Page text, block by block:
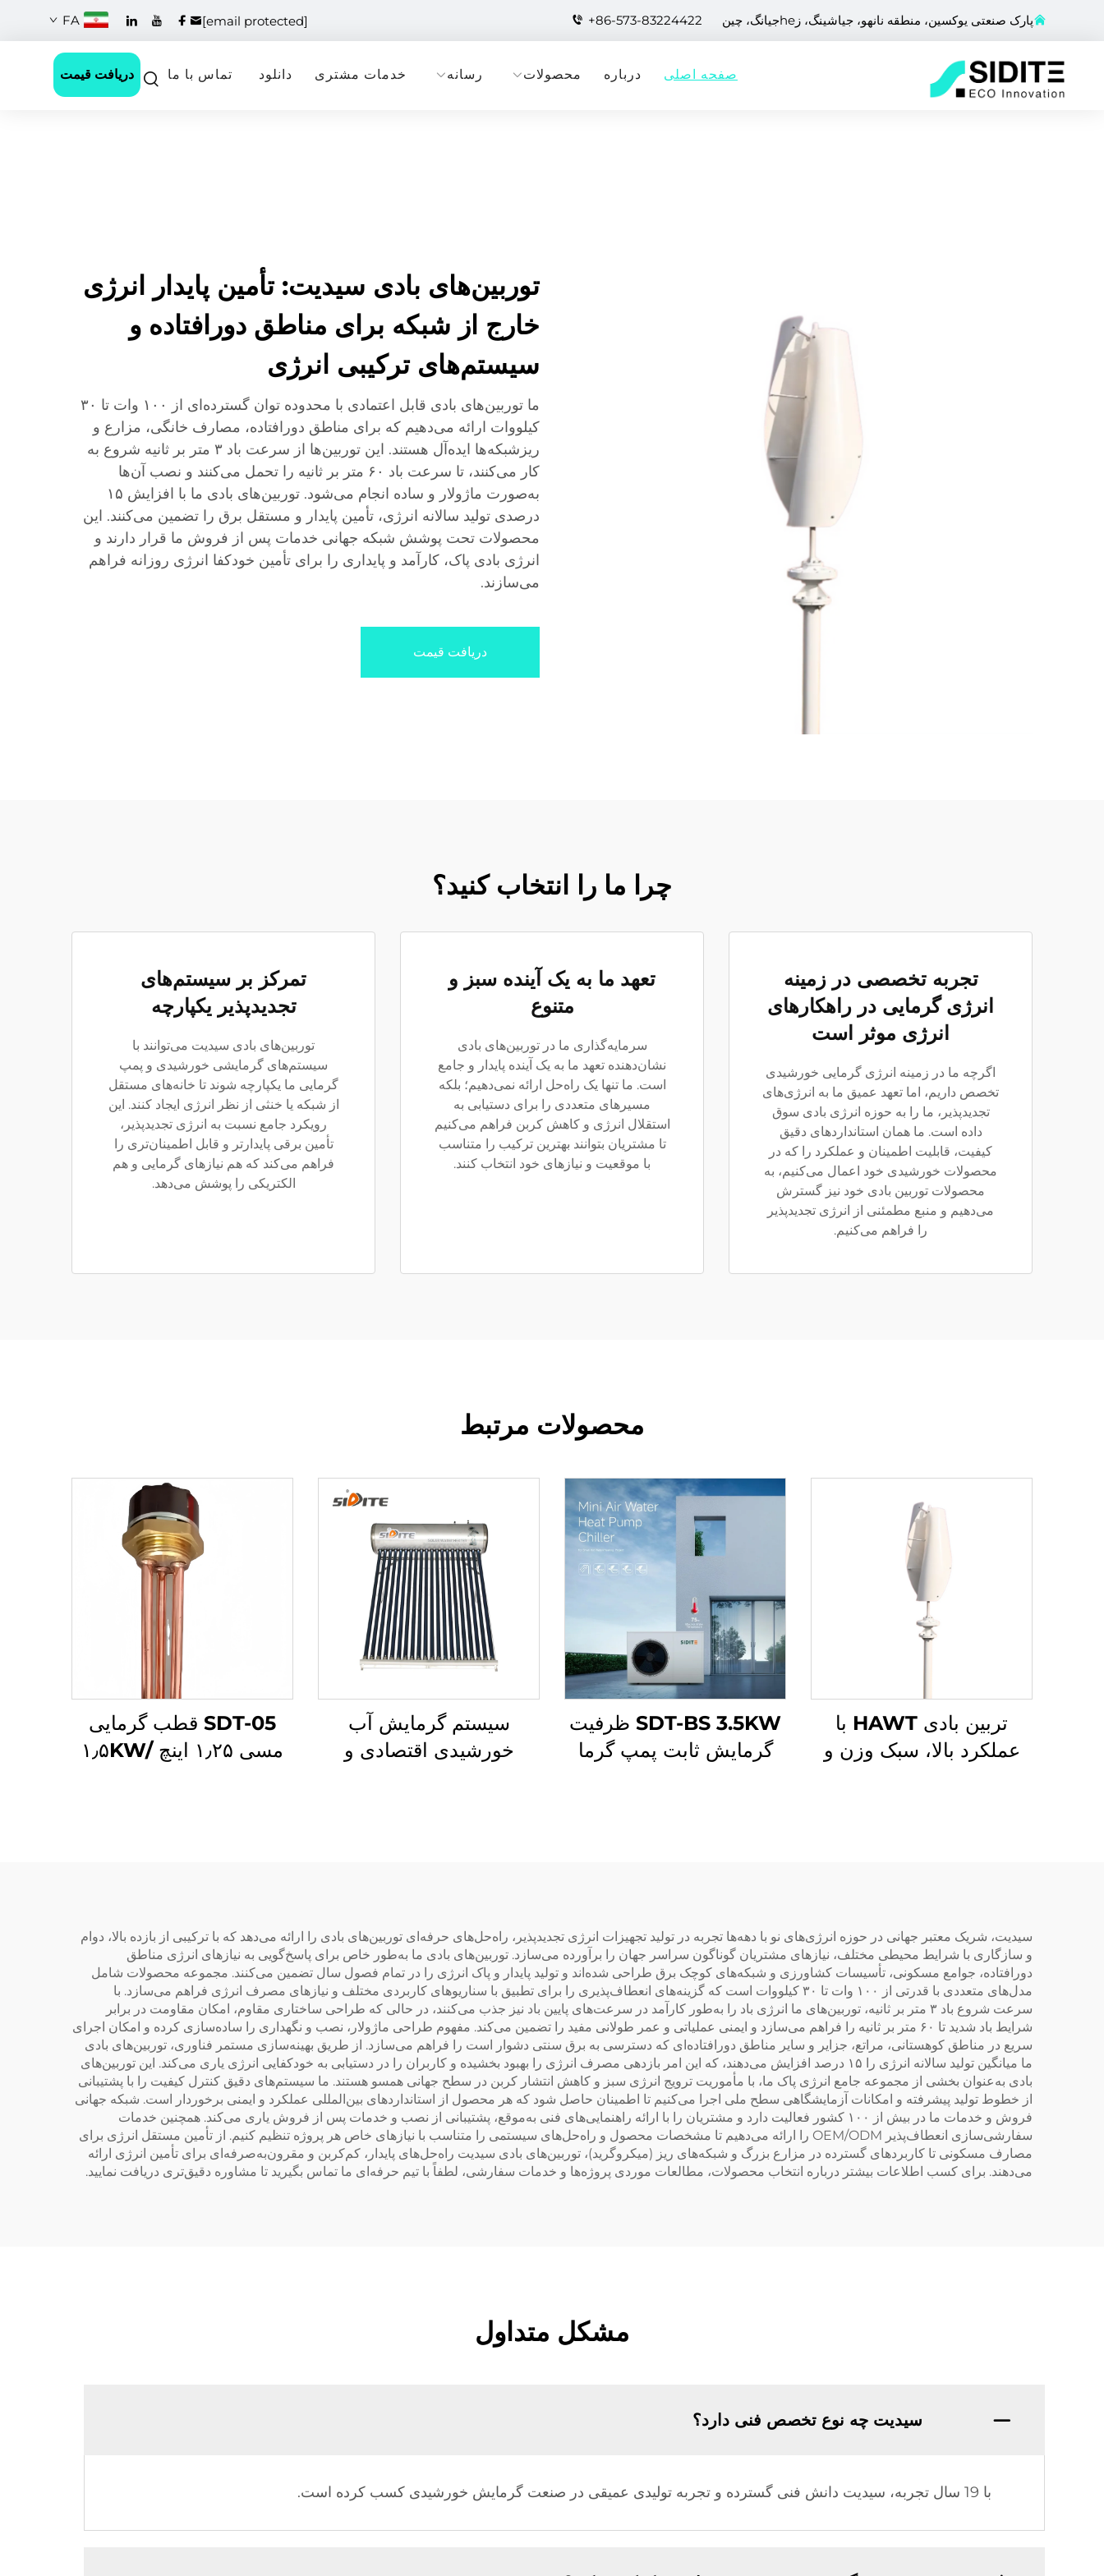
پارک صنعتی یوکسین، منطقه نانهو، جیاشینگ، زheجیانگ، چین +86-573-83224422
[email protected]
FA
صفحه اصلی درباره محصولات رسانه خدمات مشتری دانلود تماس با ما دریافت قیمت
توربین‌های بادی سیدیت: تأمین پایدار انرژی
خارج از شبکه برای مناطق دورافتاده و
سیستم‌های ترکیبی انرژی
ما توربین‌های بادی قابل اعتمادی با محدوده توان گسترده‌ای از ۱۰۰ وات تا ۳۰
کیلووات ارائه می‌دهیم که برای مناطق دورافتاده، مصارف خانگی، مزارع و
ریزشبکه‌ها ایده‌آل هستند. این توربین‌ها از سرعت باد ۳ متر بر ثانیه شروع به
کار می‌کنند، تا سرعت باد ۶۰ متر بر ثانیه را تحمل می‌کنند و نصب آن‌ها
به‌صورت ماژولار و ساده انجام می‌شود. توربین‌های بادی ما با افزایش ۱۵
درصدی تولید سالانه انرژی، تأمین پایدار و مستقل برق را تضمین می‌کنند. این
محصولات تحت پوشش شبکه جهانی خدمات پس از فروش ما قرار دارند و
انرژی بادی پاک، کارآمد و پایداری را برای تأمین خودکفا انرژی روزانه فراهم
می‌سازند.
دریافت قیمت
چرا ما را انتخاب کنید؟
تجربه تخصصی در زمینه
انرژی گرمایی در راهکارهای
انرژی موثر است
اگرچه ما در زمینه انرژی گرمایی خورشیدی
تخصص داریم، اما تعهد عمیق ما به انرژی‌های
تجدیدپذیر، ما را به حوزه انرژی بادی سوق
داده است. ما همان استانداردهای دقیق
کیفیت، قابلیت اطمینان و عملکرد را که در
محصولات خورشیدی خود اعمال می‌کنیم، به
محصولات توربین بادی خود نیز گسترش
می‌دهیم و منبع مطمئنی از انرژی تجدیدپذیر
را فراهم می‌کنیم.
تعهد ما به یک آینده سبز و
متنوع
سرمایه‌گذاری ما در توربین‌های بادی
نشان‌دهنده تعهد ما به یک آینده پایدار و جامع
است. ما تنها یک راه‌حل ارائه نمی‌دهیم؛ بلکه
مسیرهای متعددی را برای دستیابی به
استقلال انرژی و کاهش کربن فراهم می‌کنیم
تا مشتریان بتوانند بهترین ترکیب را متناسب
با موقعیت و نیازهای خود انتخاب کنند.
تمرکز بر سیستم‌های
تجدیدپذیر یکپارچه
توربین‌های بادی سیدیت می‌توانند با
سیستم‌های گرمایشی خورشیدی و پمپ
گرمایی ما یکپارچه شوند تا خانه‌های مستقل
از شبکه یا خنثی از نظر انرژی ایجاد کنند. این
رویکرد جامع نسبت به انرژی تجدیدپذیر،
تأمین برقی پایدارتر و قابل اطمینان‌تری را
فراهم می‌کند که هم نیازهای گرمایی و هم
الکتریکی را پوشش می‌دهد.
محصولات مرتبط
تربین بادی HAWT با
عملکرد بالا، سبک وزن و
SDT-BS 3.5KW ظرفیت
گرمایش ثابت پمپ گرما
سیستم گرمایش آب
خورشیدی اقتصادی و
SDT-05 قطب گرمایی
مسی ۱٫۲۵ اینچ ۱٫۵KW/
سیدیت، شریک معتبر جهانی در حوزه انرژی‌های نو با دهه‌ها تجربه در تولید تجهیزات انرژی تجدیدپذیر، راه‌حل‌های حرفه‌ای توربین‌های بادی را ارائه می‌دهد که با ترکیبی از بازده بالا، دوام
و سازگاری با شرایط محیطی مختلف، نیازهای مشتریان گوناگون سراسر جهان را برآورده می‌سازد. توربین‌های بادی ما به‌طور خاص برای پاسخ‌گویی به نیازهای انرژی مناطق
دورافتاده، جوامع مسکونی، تأسیسات کشاورزی و شبکه‌های کوچک برق طراحی شده‌اند و تولید پایدار و پاک انرژی را در تمام فصول سال تضمین می‌کنند. مجموعه محصولات شامل
مدل‌های متعددی با قدرتی از ۱۰۰ وات تا ۳۰ کیلووات است که گزینه‌های انعطاف‌پذیری را برای تطبیق با سناریوهای کاربردی مختلف و نیازهای مصرف انرژی فراهم می‌سازد. با
سرعت شروع باد ۳ متر بر ثانیه، توربین‌های ما انرژی باد را به‌طور کارآمد در سرعت‌های پایین باد نیز جذب می‌کنند، در حالی که طراحی ساختاری مقاوم، امکان مقاومت در برابر
شرایط باد شدید تا ۶۰ متر بر ثانیه را فراهم می‌سازد و ایمنی عملیاتی و عمر طولانی مفید را تضمین می‌کند. مفهوم طراحی ماژولار، نصب و نگهداری را ساده‌سازی کرده و امکان اجرای
سریع در مناطق کوهستانی، مراتع، جزایر و سایر مناطق دورافتاده‌ای که دسترسی به برق سنتی دشوار است را فراهم می‌سازد. از طریق بهینه‌سازی مستمر فناوری، توربین‌های بادی
ما میانگین تولید سالانه انرژی را ۱۵ درصد افزایش می‌دهند، که این امر بازدهی مصرف انرژی را بهبود بخشیده و کاربران را در دستیابی به خودکفایی انرژی یاری می‌کند. این توربین‌های
بادی به‌عنوان بخشی از مجموعه جامع انرژی پاک ما، با مأموریت ترویج انرژی سبز و کاهش انتشار کربن در سطح جهانی همسو هستند. ما سیستم‌های دقیق کنترل کیفیت را با پشتیبانی
از خطوط تولید پیشرفته و امکانات آزمایشگاهی سطح ملی اجرا می‌کنیم تا اطمینان حاصل شود که هر محصول از استانداردهای بین‌المللی عملکرد و ایمنی برخوردار است. شبکه جهانی
فروش و خدمات ما در بیش از ۱۰۰ کشور فعالیت دارد و مشتریان را با ارائه راهنمایی‌های فنی به‌موقع، پشتیبانی از نصب و خدمات پس از فروش یاری می‌کند. همچنین خدمات
سفارشی‌سازی انعطاف‌پذیر OEM/ODM را ارائه می‌دهیم تا مشخصات محصول و راه‌حل‌های سیستمی را متناسب با نیازهای خاص هر پروژه تنظیم کنیم. از تأمین مستقل انرژی برای
مصارف مسکونی تا کاربردهای گسترده در مزارع بزرگ و شبکه‌های ریز (میکروگرید)، توربین‌های بادی سیدیت راه‌حل‌های پایدار، کم‌کربن و مقرون‌به‌صرفه‌ای برای تأمین انرژی ارائه
می‌دهند. برای کسب اطلاعات بیشتر درباره انتخاب محصولات، مطالعات موردی پروژه‌ها و خدمات سفارشی، لطفاً با تیم حرفه‌ای ما تماس بگیرید تا مشاوره دقیق‌تری دریافت نمایید.
مشکل متداول
سیدیت چه نوع تخصص فنی دارد؟
با 19 سال تجربه، سیدیت دانش فنی گسترده و تجربه تولیدی عمیقی در صنعت گرمایش خورشیدی کسب کرده است.